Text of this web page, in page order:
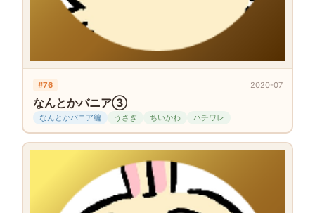
#76 2020-07
なんとかバニア③
なんとかバニア編 うさぎ ちいかわ ハチワレ